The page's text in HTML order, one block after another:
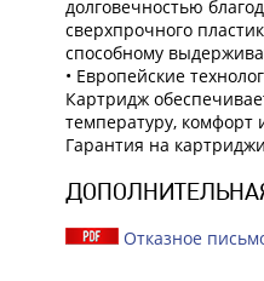
долговечностью
сверхпрочного
способному
• Европейские
Картридж
температуру, комфорт
Гарантия на
Отказное